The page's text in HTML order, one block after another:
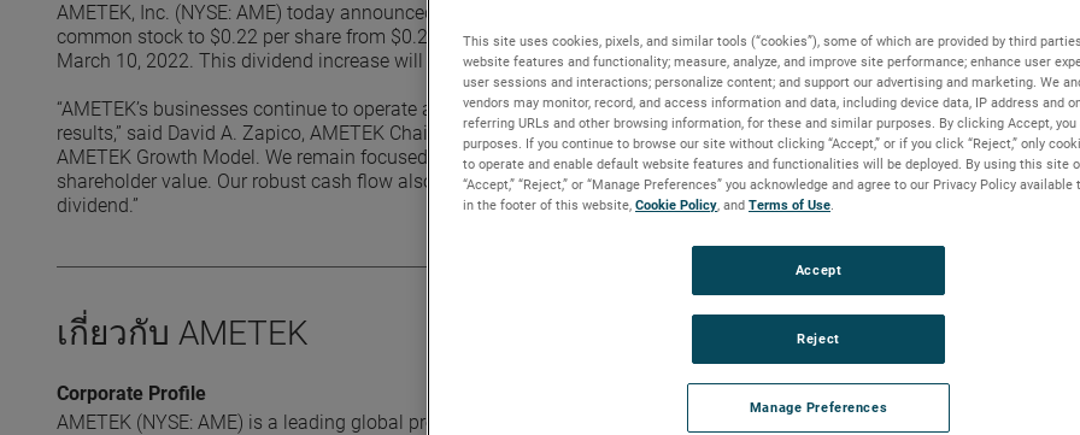
AMETEK, Inc. (NYSE: AME) today announced its Board of Directors has approved a 10% increase in its quarterly cash
common stock to $0.22 per share from $0.20 per share. The dividend is payable on March 31, 2022 to shareholders of
March 10, 2022. This dividend increase will raise the indicated annual rate to $0.88 per share.
“AMETEK’s businesses continue to operate at a very high level, delivering outstanding cash flow generation and
results,” said David A. Zapico, AMETEK Chairman and Chief Executive Officer. “These results are driven by the strength of
AMETEK Growth Model. We remain focused on deploying our free cash flow primarily on strategic acquisitions, driving
shareholder value. Our robust cash flow also allows us to reward our shareholders with a higher and consistently
dividend.”
เกี่ยวกับ AMETEK
Corporate Profile
AMETEK (NYSE: AME) is a leading global provider of industrial technology solutions serving a diverse set of attractive
This site uses cookies, pixels, and similar tools (“cookies”), some of which are provided by third
website features and functionality; measure, analyze, and improve site performance; enhance user
user sessions and interactions; personalize content; and support our advertising and marketing. We
vendors may monitor, record, and access information and data, including device data, IP address and
referring URLs and other browsing information, for these and similar purposes. By clicking Accept,
purposes. If you continue to browse our site without clicking “Accept,” or if you click “Reject,” only
to operate and enable default website features and functionalities will be deployed. By using this site
“Accept,” “Reject,” or “Manage Preferences” you acknowledge and agree to our Privacy Policy
in the footer of this website, Cookie Policy, and Terms of Use.
Manage Preferences
Reject
Accept